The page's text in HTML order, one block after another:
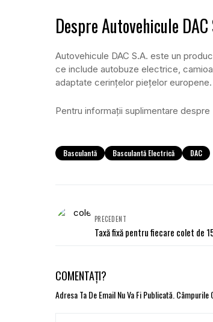
Despre Autovehicule DAC
Autovehicule DAC S.A. este un
ce include autobuze electrice,
adaptate cerințelor piețelor europene.
Pentru informații suplimentare
Basculantă Basculantă Electrică DAC
PRECEDENT
Taxă fixă pentru fiecare colet de
COMENTAȚI?
Adresa Ta De Email Nu Va Fi Publicată. Câmpurile